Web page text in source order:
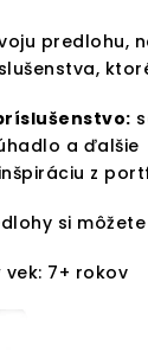
predlohu,
a ďalšie
z
si
7+ rokov